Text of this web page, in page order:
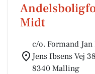
Midt
c/o. Formand
Jens Ibsens Vej 38
8340 Malling